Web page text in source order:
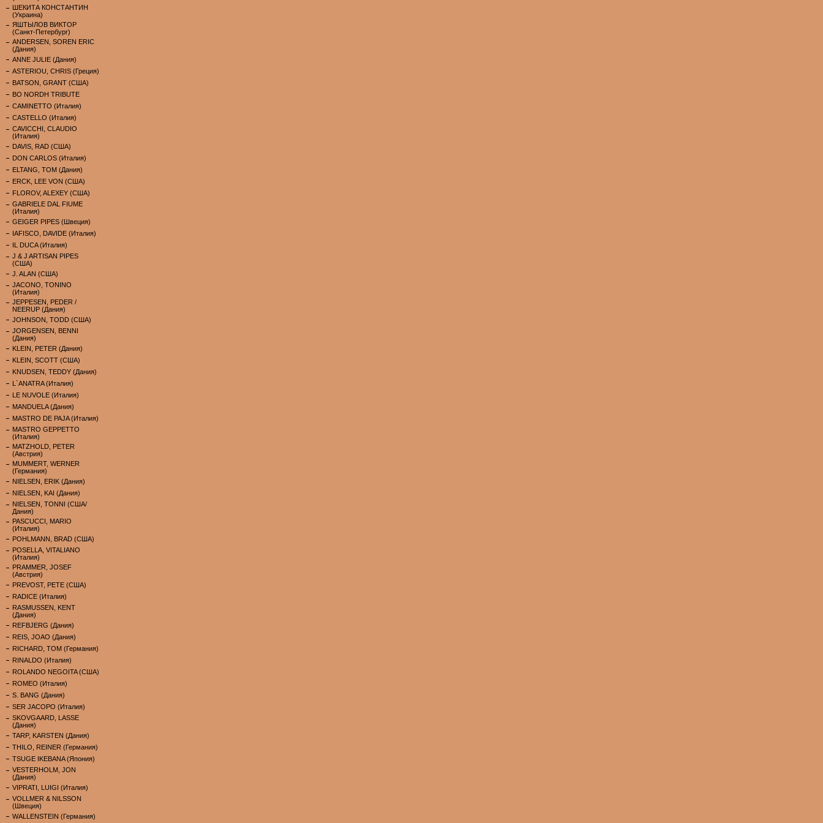
ШЕКИТА КОНСТАНТИН
(Украина)
ЯШТЫЛОВ ВИКТОР
(Санкт-Петербург)
ANDERSEN, SOREN ERIC
(Дания)
ANNE JULIE (Дания)
ASTERIOU, CHRIS (Греция)
BATSON, GRANT (США)
BO NORDH TRIBUTE
CAMINETTO (Италия)
CASTELLO (Италия)
CAVICCHI, CLAUDIO
(Италия)
DAVIS, RAD (США)
DON CARLOS (Италия)
ELTANG, TOM (Дания)
ERCK, LEE VON (США)
FLOROV, ALEXEY (США)
GABRIELE DAL FIUME
(Италия)
GEIGER PIPES (Швеция)
IAFISCO, DAVIDE (Италия)
IL DUCA (Италия)
J & J ARTISAN PIPES
(США)
J. ALAN (США)
JACONO, TONINO
(Италия)
JEPPESEN, PEDER /
NEERUP (Дания)
JOHNSON, TODD (США)
JORGENSEN, BENNI
(Дания)
KLEIN, PETER (Дания)
KLEIN, SCOTT (США)
KNUDSEN, TEDDY (Дания)
L`ANATRA (Италия)
LE NUVOLE (Италия)
MANDUELA (Дания)
MASTRO DE PAJA (Италия)
MASTRO GEPPETTO
(Италия)
MATZHOLD, PETER
(Австрия)
MUMMERT, WERNER
(Германия)
NIELSEN, ERIK (Дания)
NIELSEN, KAI (Дания)
NIELSEN, TONNI (США/
Дания)
PASCUCCI, MARIO
(Италия)
POHLMANN, BRAD (США)
POSELLA, VITALIANO
(Италия)
PRAMMER, JOSEF
(Австрия)
PREVOST, PETE (США)
RADICE (Италия)
RASMUSSEN, KENT
(Дания)
REFBJERG (Дания)
REIS, JOAO (Дания)
RICHARD, TOM (Германия)
RINALDO (Италия)
ROLANDO NEGOITA (США)
ROMEO (Италия)
S. BANG (Дания)
SER JACOPO (Италия)
SKOVGAARD, LASSE
(Дания)
TARP, KARSTEN (Дания)
THILO, REINER (Германия)
TSUGE IKEBANA (Япония)
VESTERHOLM, JON
(Дания)
VIPRATI, LUIGI (Италия)
VOLLMER & NILSSON
(Швеция)
WALLENSTEIN (Германия)